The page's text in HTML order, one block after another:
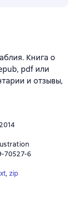
Книга о
pdf или
и отзывы,
70527-6
, zip